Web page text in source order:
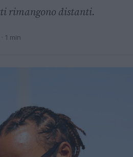
rimangono distanti.
· 1 min